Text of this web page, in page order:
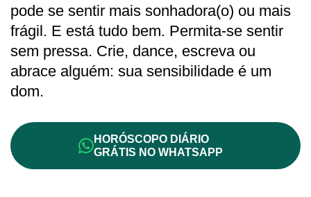
pode se sentir mais sonhadora(o) ou mais
frágil. E está tudo bem. Permita-se sentir
sem pressa. Crie, dance, escreva ou
abrace alguém: sua sensibilidade é um
dom.
HORÓSCOPO DIÁRIO
GRÁTIS NO WHATSAPP